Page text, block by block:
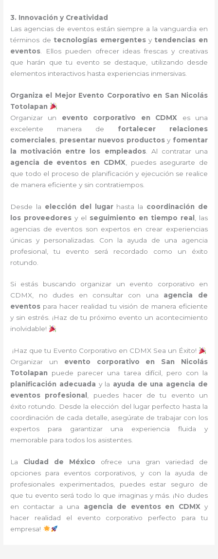
3. Innovación y Creatividad
Las agencias de eventos están siempre a la vanguardia en
términos de tecnologías emergentesy tendencias en
eventos . Ellos pueden ofrecer ideas frescas y creativas
que harán que tu evento se destaque, utilizando desde
elementos interactivos hasta experiencias inmersivas.
Organiza el Mejor Evento Corporativo en San Nicolás
Totolapan
Organizar un evento corporativo en CDMX es una
excelente manera de fortalecer relaciones
comerciales presentar nuevos productosy fomentar
la motivación entre los empleados. Al contratar una
agencia de eventos en CDMX , puedes asegurarte de
que todo el proceso de planificación y ejecución se realice
de manera eficiente y sin contratiempos.
Desde la elección del lugarhasta la coordinación de
los proveedores y el seguimiento en tiempo real , las
agencias de eventos son expertos en crear experiencias
únicas y personalizadas. Con la ayuda de una agencia
profesional, tu evento será recordado como un éxito
rotundo.
Si estás buscando organizar un evento corporativo en
CDMX, no dudes en consultar con una agencia de
eventos para hacer realidad tu visión de manera eficiente
y sin estrés. ¡Haz de tu próximo evento un acontecimiento
inolvidable!
¡Haz que tu Evento Corporativo en CDMX Sea un Éxito!
Organizar un evento corporativo en San Nicolás
Totolapan puede parecer una tarea difícil, pero con la
planificación adecuada y la ayuda de una agencia de
eventos profesional , puedes hacer de tu evento un
éxito rotundo. Desde la elección del lugar perfecto hasta la
coordinación de cada detalle, asegúrate de trabajar con los
expertos para garantizar una experiencia fluida y
memorable para todos los asistentes.
La Ciudad de México ofrece una gran variedad de
opciones para eventos corporativos, y con la ayuda de
profesionales experimentados, puedes estar seguro de
que tu evento será todo lo que imaginas y más. ¡No dudes
en contactar a una agencia de eventos en CDMX y
hacer realidad el evento corporativo perfecto para tu
empresa!